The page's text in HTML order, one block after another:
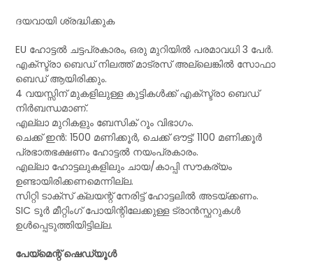
ദയവായി ശ്രദ്ധിക്കുക
EU ഹോട്ടൽ ചട്ടപ്രകാരം, ഒരു മുറിയിൽ പരമാവധി 3 പേർ.
എക്സ്ട്രാ ബെഡ് നിലത്ത് മാട്രസ് അല്ലെങ്കിൽ സോഫാ
ബെഡ് ആയിരിക്കും.
4 വയസ്സിന് മുകളിലുള്ള കുട്ടികൾക്ക് എക്സ്ട്രാ ബെഡ്
നിർബന്ധമാണ്.
എല്ലാ മുറികളും ബേസിക് റൂം വിഭാഗം.
ചെക്ക് ഇൻ: 1500 മണിക്കൂർ, ചെക്ക് ഔട്ട്: 1100 മണിക്കൂർ
പ്രഭാതഭക്ഷണം ഹോട്ടൽ നയംപ്രകാരം.
എല്ലാ ഹോട്ടലുകളിലും ചായ/കാപ്പി സൗകര്യം
ഉണ്ടായിരിക്കണമെന്നില്ല.
സിറ്റി ടാക്സ് ക്ലയന്റ് നേരിട്ട് ഹോട്ടലിൽ അടയ്ക്കണം.
SIC ടൂർ മീറ്റിംഗ് പോയിന്റിലേക്കുള്ള ട്രാൻസ്ഫറുകൾ
ഉൾപ്പെടുത്തിയിട്ടില്ല.
പേയ്മെന്റ് ഷെഡ്യൂൾ